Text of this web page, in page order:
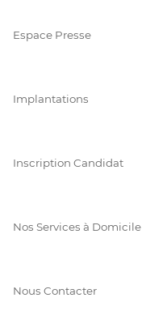
Espace Presse
Implantations
Inscription Candidat
Nos Services à Domicile
Nous Contacter